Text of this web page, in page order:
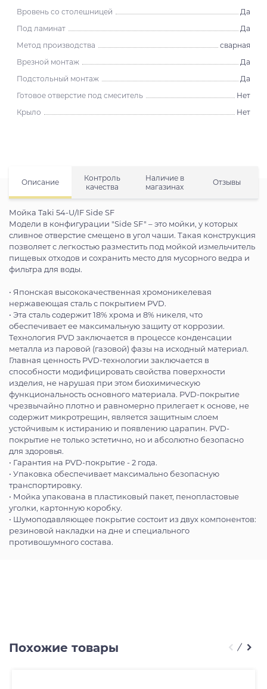
Вровень со столешницей
Да
Под ламинат
Да
Метод производства
сварная
Врезной монтаж
Да
Подстольный монтаж
Да
Готовое отверстие под смеситель
Нет
Крыло
Нет
Описание
Контроль
качества
Наличие в
магазинах
Отзывы
Мойка Taki 54-U/IF Side SF
Модели в конфигурации "Side SF" – это мойки, у которых
сливное отверстие смещено в угол чаши. Такая конструкция
позволяет с легкостью разместить под мойкой измельчитель
пищевых отходов и сохранить место для мусорного ведра и
фильтра для воды.
• Японская высококачественная хромоникелевая
нержавеющая сталь с покрытием PVD.
• Эта сталь содержит 18% хрома и 8% никеля, что
обеспечивает ее максимальную защиту от коррозии.
Технология PVD заключается в процессе конденсации
металла из паровой (газовой) фазы на исходный материал.
Главная ценность PVD-технологии заключается в
способности модифицировать свойства поверхности
изделия, не нарушая при этом биохимическую
функциональность основного материала. PVD-покрытие
чрезвычайно плотно и равномерно прилегает к основе, не
содержит микротрещин, является защитным слоем
устойчивым к истиранию и появлению царапин. PVD-
покрытие не только эстетично, но и абсолютно безопасно
для здоровья.
• Гарантия на PVD-покрытие - 2 года.
• Упаковка обеспечивает максимально безопасную
транспортировку.
• Мойка упакована в пластиковый пакет, пенопластовые
уголки, картонную коробку.
• Шумоподавляющее покрытие состоит из двух компонентов:
резиновой накладки на дне и специального
противошумного состава.
Похожие товары